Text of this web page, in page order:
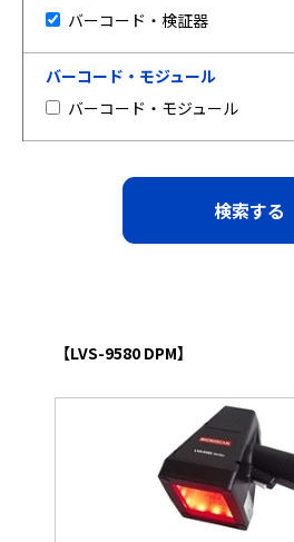
バーコード・検証器
バーコード・モジュール
バーコード・モジュール
【LVS-9580 DPM】